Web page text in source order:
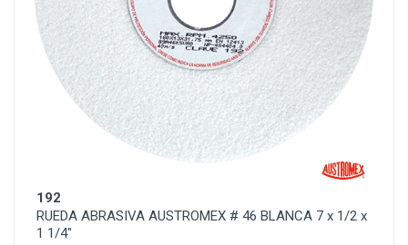
192
RUEDA ABRASIVA AUSTROMEX # 46 BLANCA 7 x 1/2 x
1 1/4"